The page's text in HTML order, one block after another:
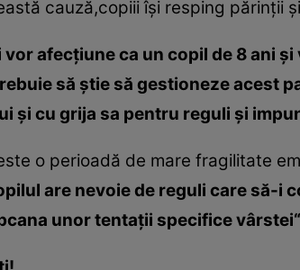
cauză,copiii îşi resping părinţii
afecţiune ca un copil de 8 ani
să ştie să gestioneze acest
şi cu grija sa pentru reguli şi
o perioadă de mare fragilitate
are nevoie de reguli care să-i
unor tentaţii specifice vârstei“